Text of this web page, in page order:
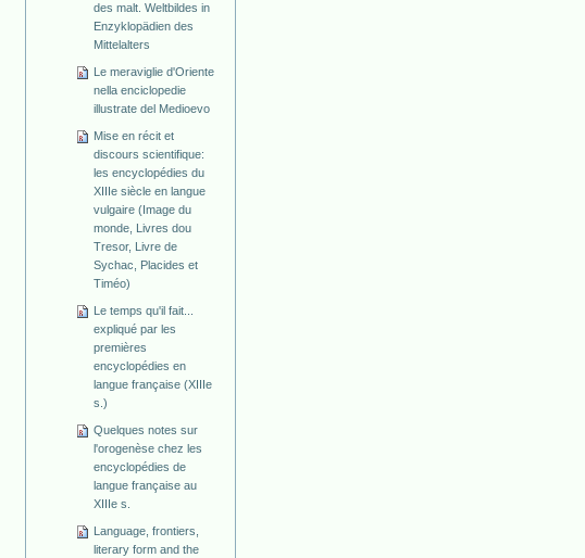
des malt. Weltbildes in
Enzyklopädien des
Mittelalters
Le meraviglie d'Oriente
nella enciclopedie
illustrate del Medioevo
Mise en récit et
discours scientifique:
les encyclopédies du
XIIIe siècle en langue
vulgaire (Image du
monde, Livres dou
Tresor, Livre de
Sychac, Placides et
Timéo)
Le temps qu'il fait...
expliqué par les
premières
encyclopédies en
langue française (XIIIe
s.)
Quelques notes sur
l'orogenèse chez les
encyclopédies de
langue française au
XIIIe s.
Language, frontiers,
literary form and the